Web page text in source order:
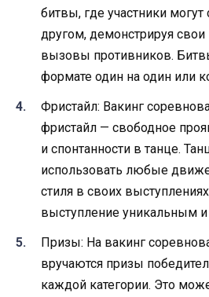
битвы, где участники могут
другом, демонстрируя
вызовы противников.
формате один на один или
Фристайл: Вакинг
фристайл — свободное
и спонтанности в танце.
использовать любые
стиля в своих
выступление уникальным
Призы: На вакинг
вручаются призы
каждой категории. Это